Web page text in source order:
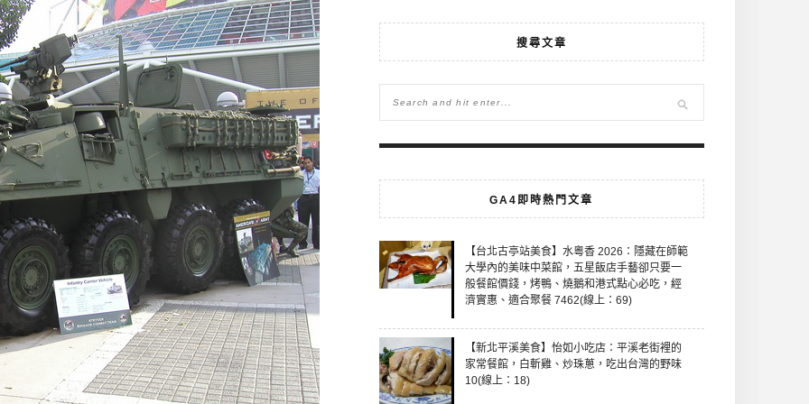
搜尋文章
GA4即時熱門文章
【台北古亭站美食】水粵香 2026：隱藏在師範
大學內的美味中菜館，五星飯店手藝卻只要一
般餐館價錢，烤鴨、燒鵝和港式點心必吃，經
濟實惠、適合聚餐 7462(線上：69)
【新北平溪美食】怡如小吃店：平溪老街裡的
家常餐館，白斬雞、炒珠蔥，吃出台灣的野味
10(線上：18)